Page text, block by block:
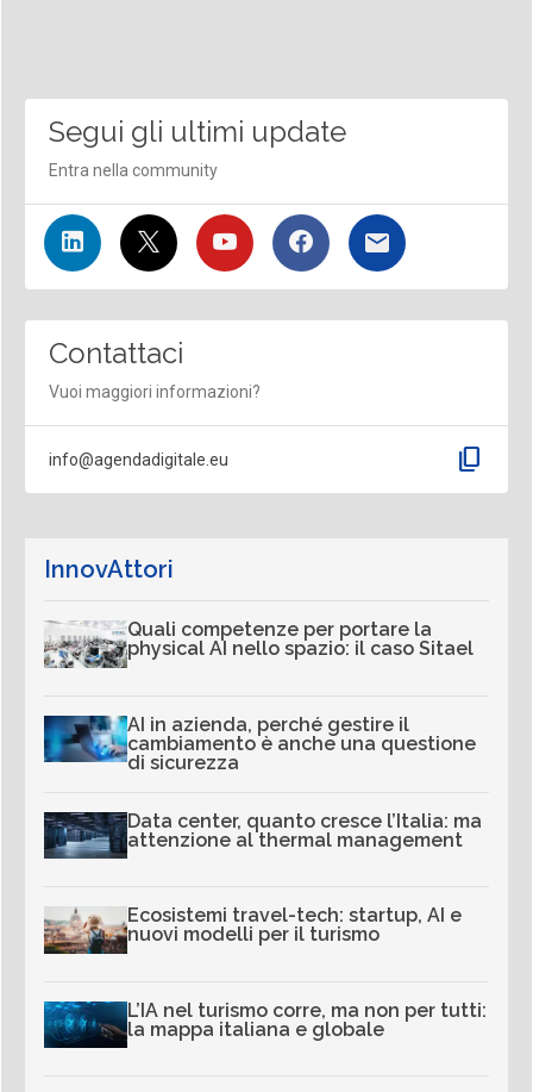
Segui gli ultimi update
Entra nella community
Contattaci
Vuoi maggiori informazioni?
info@agendadigitale.eu content_copy
InnovAttori
Quali competenze per portare la
physical AI nello spazio: il caso Sitael
AI in azienda, perché gestire il
cambiamento è anche una questione
di sicurezza
Data center, quanto cresce l’Italia: ma
attenzione al thermal management
Ecosistemi travel-tech: startup, AI e
nuovi modelli per il turismo
L’IA nel turismo corre, ma non per tutti:
la mappa italiana e globale